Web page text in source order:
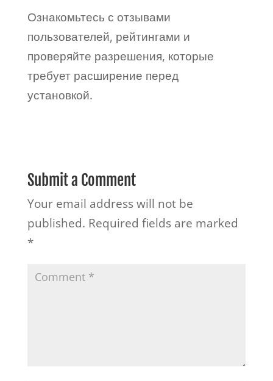
Ознакомьтесь с отзывами
пользователей, рейтингами и
проверяйте разрешения, которые
требует расширение перед
установкой.
Submit a Comment
Your email address will not be
published. Required fields are marked
*